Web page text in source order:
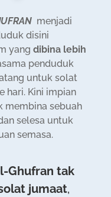
menjadi
disini
yang dibina lebih
penduduk
untuk solat
hari. Kini impian
membina sebuah
selesa untuk
semasa.
Ghufran tak
jumaat,